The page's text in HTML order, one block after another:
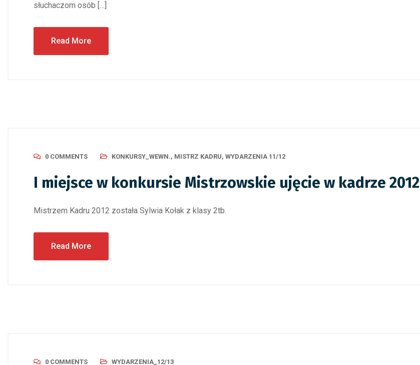
słuchaczom osób […]
Read More
0 COMMENTS KONKURSY_WEWN., MISTRZ KADRU, WYDARZENIA 11/12
I miejsce w konkursie Mistrzowskie ujęcie w kadrze 2012
Mistrzem Kadru 2012 została Sylwia Kołak z klasy 2tb.
Read More
0 COMMENTS WYDARZENIA_12/13